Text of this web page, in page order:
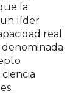
la
líder
real